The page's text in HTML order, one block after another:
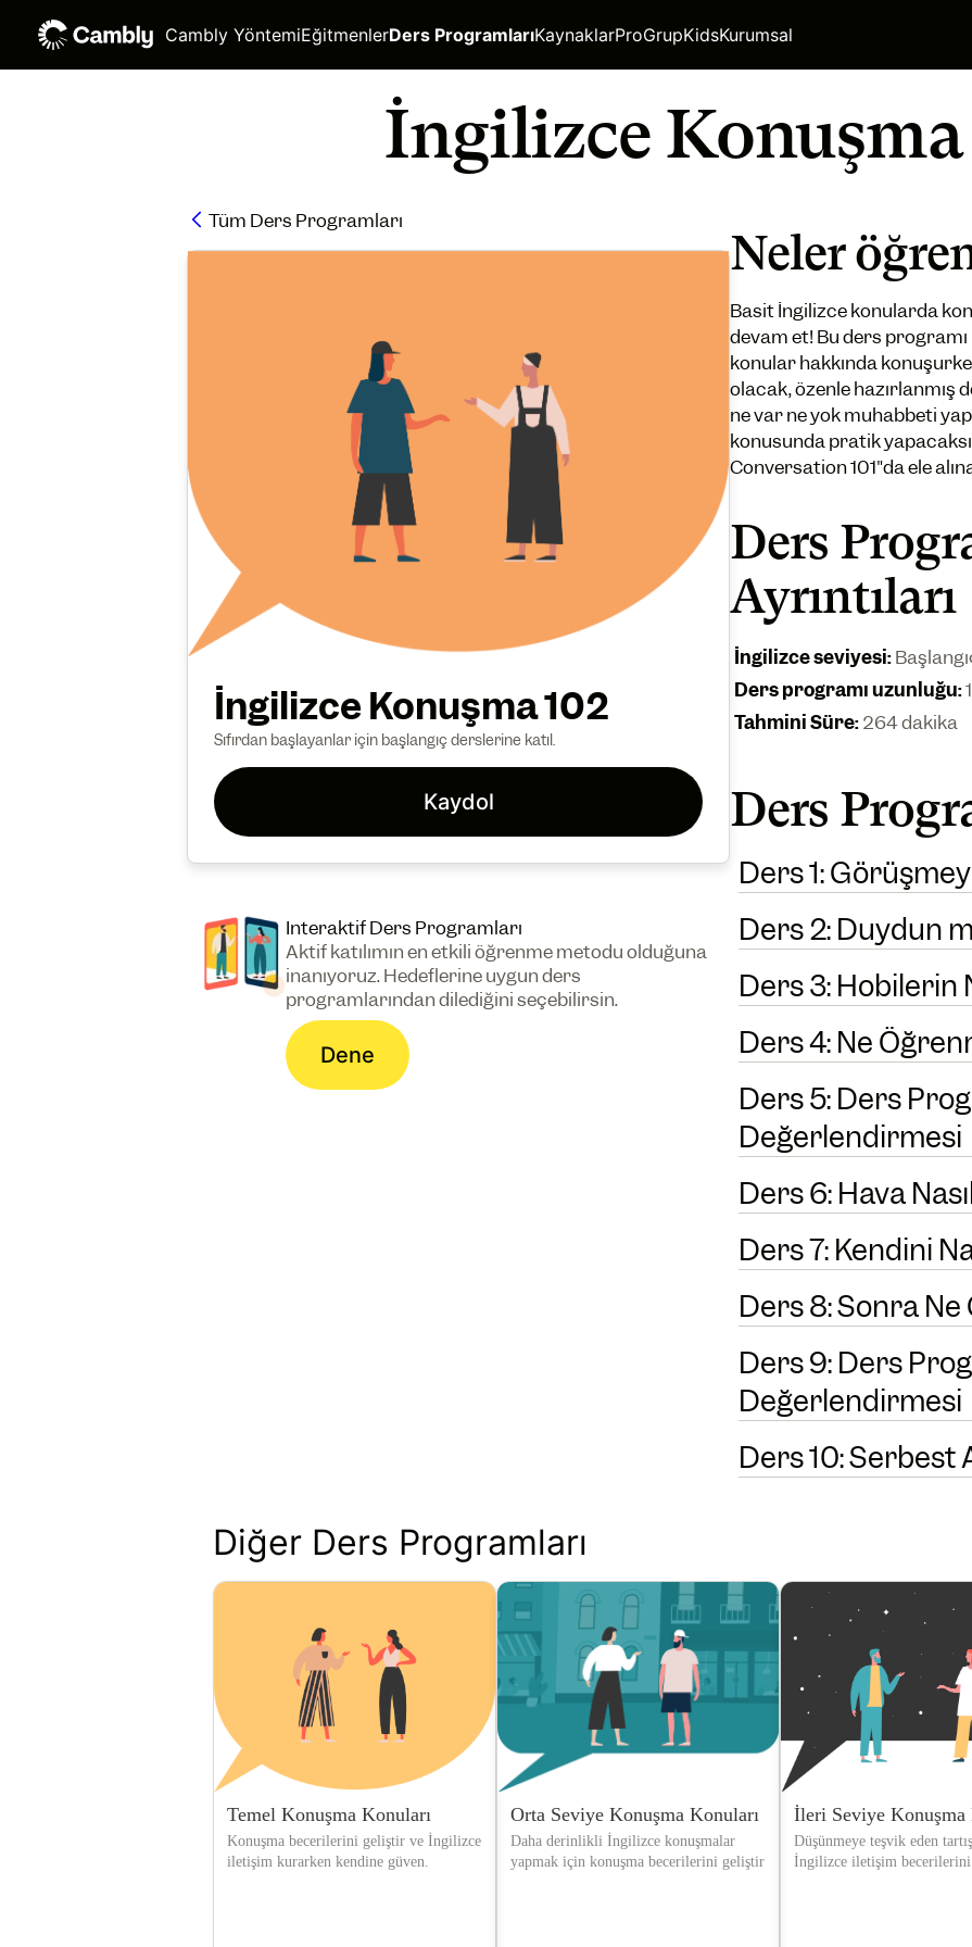
Cambly YöntemiEğitmenlerDers ProgramlarıKaynaklarProGrupKidsKurumsal
İngilizce Konuşma
Tüm Ders Programları
İngilizce Konuşma 102
Sıfırdan başlayanlar için başlangıç derslerine katıl.
Kaydol
Interaktif Ders Programları
Aktif katılımın en etkili öğrenme metodu olduğuna
inanıyoruz. Hedeflerine uygun ders
programlarından dilediğini seçebilirsin.
Dene
Neler
Basit İngilizce konularda
devam et! Bu ders
konular hakkında
olacak, özenle hazırlanmış
ne var ne yok muhabbeti
konusunda pratik
Conversation 101"da ele
Ders
Ayrıntıları
İngilizce seviyesi:
Ders programı uzunluğu:
Tahmini Süre:264 dakika
Ders
Ders 1:
Ders 2: Duydun
Ders 3: Hobilerin
Ders 4: Ne
Ders 5: Ders
Değerlendirmesi
Ders 6: Hava
Ders 7: Kendini
Ders 8: Sonra Ne
Ders 9: Ders
Değerlendirmesi
Ders 10: Serbest
Diğer Ders Programları
Temel Konuşma Konuları
Konuşma becerilerini geliştir ve İngilizce
iletişim kurarken kendine güven.
Orta Seviye Konuşma Konuları
Daha derinlikli İngilizce konuşmalar
yapmak için konuşma becerilerini geliştir
İleri Seviye Konuşma
Düşünmeye teşvik eden
İngilizce iletişim